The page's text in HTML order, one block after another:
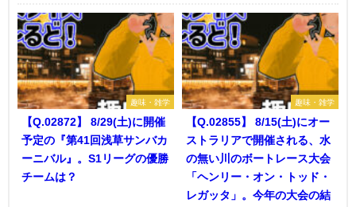
趣味・雑学
【Q.02872】 8/29(土)に開催
予定の『第41回浅草サンバカ
ーニバル』。S1リーグの優勝
チームは？
趣味・雑学
【Q.02855】 8/15(土)にオー
ストラリアで開催される、水
の無い川のボートレース大会
「ヘンリー・オン・トッド・
レガッタ」。今年の大会の結